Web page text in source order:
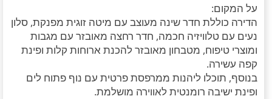
על המקום:
הדירה כוללת חדר שינה מעוצב עם מיטה זוגית מפנקת, סלון
נעים עם טלוויזיה חכמה, חדר רחצה מאובזר עם מגבות
ומוצרי טיפוח, מטבחון מאובזר להכנת ארוחות קלות ופינת
קפה עשירה.
בנוסף, תוכלו ליהנות ממרפסת פרטית עם נוף פתוח לים
ופינת ישיבה רומנטית לאווירה מושלמת.